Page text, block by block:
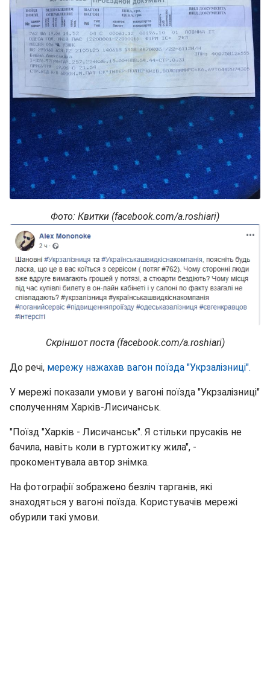
Фото: Квитки (facebook.com/a.roshiari)
Скріншот поста (facebook.com/a.roshiari)
До речі, мережу нажахав вагон поїзда "Укрзалізниці".
У мережі показали умови у вагоні поїзда "Укрзалізниці"
сполученням Харків-Лисичанськ.
"Поїзд "Харків - Лисичанськ". Я стільки прусаків не
бачила, навіть коли в гуртожитку жила", -
прокоментувала автор знімка.
На фотографії зображено безліч тарганів, які
знаходяться у вагоні поїзда. Користувачів мережі
обурили такі умови.